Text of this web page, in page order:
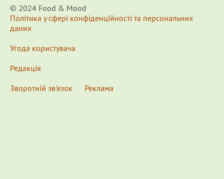
© 2024 Food & Мood
Політика у сфері конфіденційності та персональних
даних
Угода користувача
Редакція
Зворотній зв'язок
Реклама